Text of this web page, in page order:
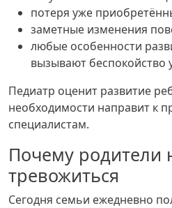
потеря уже
заметные изменения
любые особенности
вызывают беспокойство
Педиатр оценит развитие
необходимости направит к
специалистам.
Почему родители
тревожиться
Сегодня семьи ежедневно